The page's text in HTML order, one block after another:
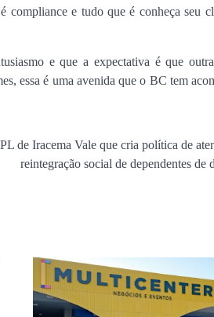
compliance e tudo que é conheça seu
e que a expectativa é que
essa é uma avenida que o BC tem
de Iracema Vale que cria política de
reintegração social de dependentes de